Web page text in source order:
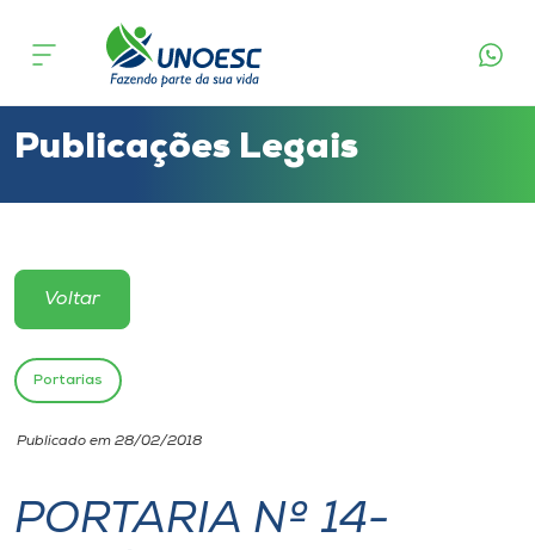
Cursos
Atendimento ao Estudante
Portal de Ensino
Unoesc
Internacionalização
Publicações Legais
Voltar
Portarias
Publicado em 28/02/2018
PORTARIA Nº 14-